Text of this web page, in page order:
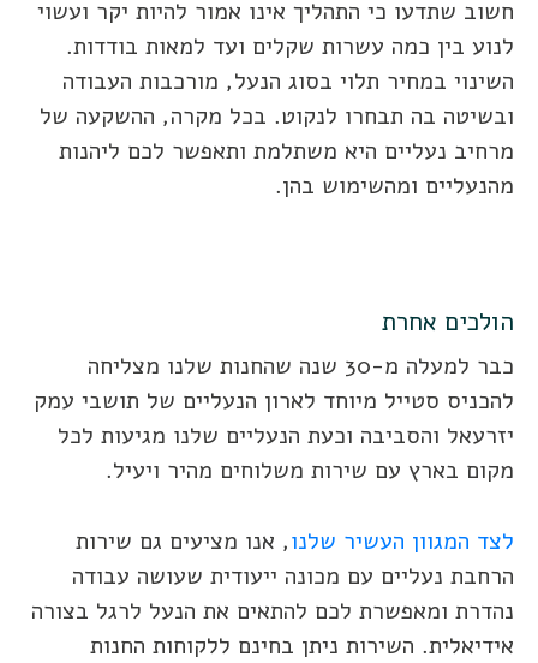
חשוב שתדעו כי התהליך אינו אמור להיות יקר ועשוי
לנוע בין כמה עשרות שקלים ועד למאות בודדות.
השינוי במחיר תלוי בסוג הנעל, מורכבות העבודה
ובשיטה בה תבחרו לנקוט. בכל מקרה, ההשקעה של
מרחיב נעליים היא משתלמת ותאפשר לכם ליהנות
מהנעליים ומהשימוש בהן.
הולכים אחרת
כבר למעלה מ-30 שנה שהחנות שלנו מצליחה
להכניס סטייל מיוחד לארון הנעליים של תושבי עמק
יזרעאל והסביבה וכעת הנעליים שלנו מגיעות לכל
מקום בארץ עם שירות משלוחים מהיר ויעיל.
לצד המגוון העשיר שלנו, אנו מציעים גם שירות
הרחבת נעליים עם מכונה ייעודית שעושה עבודה
נהדרת ומאפשרת לכם להתאים את הנעל לרגל בצורה
אידיאלית. השירות ניתן בחינם ללקוחות החנות